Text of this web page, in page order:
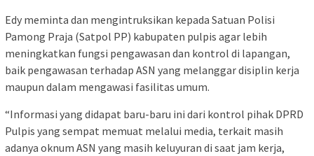
Edy meminta dan mengintruksikan kepada Satuan Polisi
Pamong Praja (Satpol PP) kabupaten pulpis agar lebih
meningkatkan fungsi pengawasan dan kontrol di lapangan,
baik pengawasan terhadap ASN yang melanggar disiplin kerja
maupun dalam mengawasi fasilitas umum.
“Informasi yang didapat baru-baru ini dari kontrol pihak DPRD
Pulpis yang sempat memuat melalui media, terkait masih
adanya oknum ASN yang masih keluyuran di saat jam kerja,